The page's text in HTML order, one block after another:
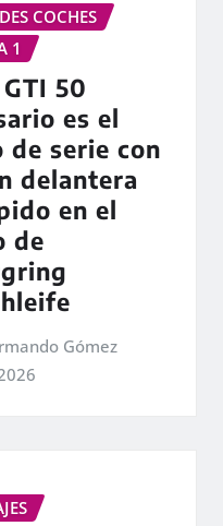
COCHES
1
50
es el
de serie con
delantera
en el
de
Gómez